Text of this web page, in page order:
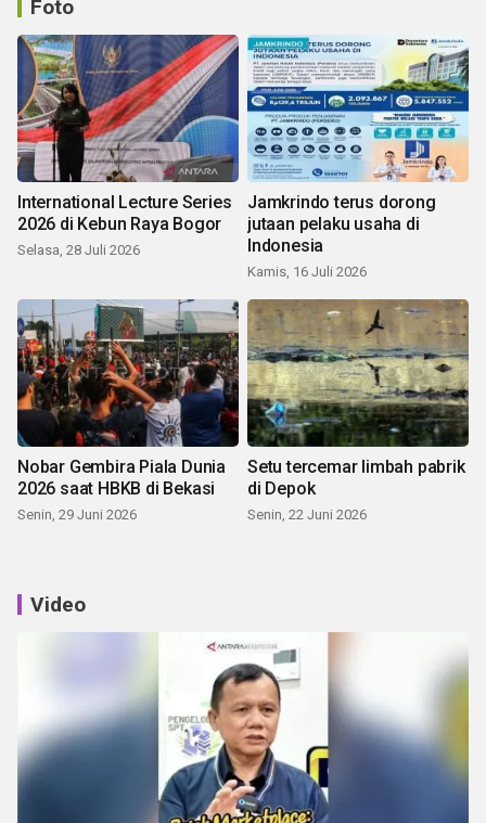
Foto
International Lecture Series
2026 di Kebun Raya Bogor
Selasa, 28 Juli 2026
Jamkrindo terus dorong
jutaan pelaku usaha di
Indonesia
Kamis, 16 Juli 2026
Nobar Gembira Piala Dunia
2026 saat HBKB di Bekasi
Senin, 29 Juni 2026
Setu tercemar limbah pabrik
di Depok
Senin, 22 Juni 2026
Video